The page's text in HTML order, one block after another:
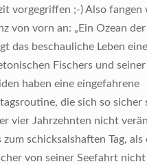
vorgegriffen ;-) Also fangen
von vorn an: „Ein Ozean der
das beschauliche Leben
Fischers und
haben eine eingefahrene
die sich so sicher
vier Jahrzehnten nicht
zum schicksalshaften Tag, als
von seiner Seefahrt